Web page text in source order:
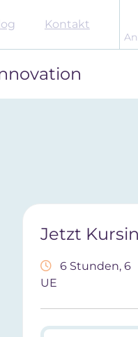
Kontakt
Jetzt
6 Stunden, 6
UE